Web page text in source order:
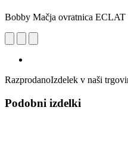
Bobby Mačja ovratnica ECLAT
RazprodanoIzdelek v naši
Podobni izdelki